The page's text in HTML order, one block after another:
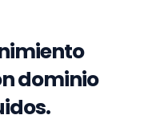
dominio